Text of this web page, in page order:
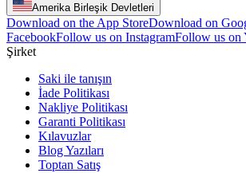
Amerika Birleşik Devletleri
Download on the App StoreDownload on
FacebookFollow us on InstagramFollow us on
Şirket
Saki ile tanışın
İade Politikası
Nakliye Politikası
Garanti Politikası
Kılavuzlar
Blog Yazıları
Toptan Satış